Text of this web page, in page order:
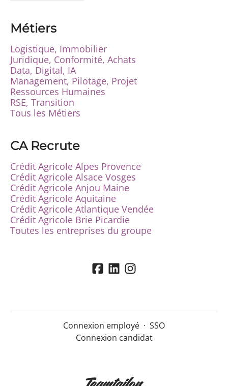
Métiers
Logistique, Immobilier
Juridique, Conformité, Achats
Data, Digital, IA
Management, Pilotage, Projet
Ressources Humaines
RSE, Transition
Tous les Métiers
CA Recrute
Crédit Agricole Alpes Provence
Crédit Agricole Alsace Vosges
Crédit Agricole Anjou Maine
Crédit Agricole Aquitaine
Crédit Agricole Atlantique Vendée
Crédit Agricole Brie Picardie
Toutes les entreprises du groupe
Connexion employé · SSO
Connexion candidat